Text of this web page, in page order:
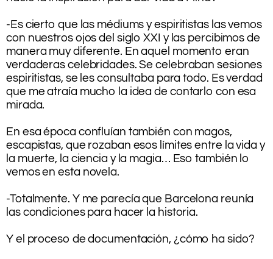
-Es cierto que las médiums y espiritistas las vemos
con nuestros ojos del siglo XXI y las percibimos de
manera muy diferente. En aquel momento eran
verdaderas celebridades. Se celebraban sesiones
espiritistas, se les consultaba para todo. Es verdad
que me atraía mucho la idea de contarlo con esa
mirada.
En esa época confluían también con magos,
escapistas, que rozaban esos límites entre la vida y
la muerte, la ciencia y la magia… Eso también lo
vemos en esta novela.
-Totalmente. Y me parecía que Barcelona reunía
las condiciones para hacer la historia.
Y el proceso de documentación, ¿cómo ha sido?